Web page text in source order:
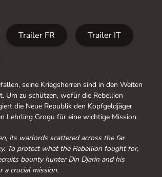
Trailer FR
Trailer IT
seine Kriegsherren sind in den Weiten
Um zu schützen, wofür die Rebellion
die Neue Republik den Kopfgeldjäger
Lehrling Grogu für eine wichtige Mission.
its warlords scattered across the far
To protect what the Rebellion fought for,
bounty hunter Din Djarin and his
a crucial mission.